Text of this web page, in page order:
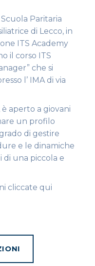
Paritaria
di Lecco, in
ITS Academy
il corso ITS
che si
l’ IMA di via
è aperto a giovani
un profilo
di gestire
e le dinamiche
di una piccola e
cliccate qui